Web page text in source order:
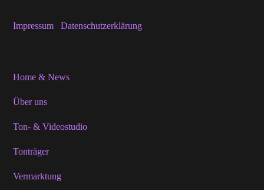
Impressum Datenschutzerklärung
Home & News
Über uns
Ton- & Videostudio
Tonträger
Vermarktung